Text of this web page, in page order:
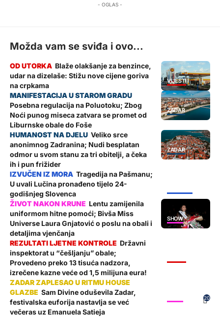
- OGLAS -
Možda vam se sviđa i ovo...
VIJESTI
Blaže olakšanje za benzince,
udar na dizelaše: Stižu nove cijene goriva
na crpkama
ZADAR
Posebna regulacija na Poluotoku; Zbog
Noći punog miseca zatvara se promet od
Liburnske obale do Foše
ZADAR
Veliko srce
anonimnog Zadranina; Nudi besplatan
odmor u svom stanu za tri obitelji, a čeka
ih i pun frižider
Tragedija na Pašmanu;
U uvali Lučina pronađeno tijelo 24-
godišnjeg Slovenca
SHOW
Lentu zamijenila
uniformom hitne pomoći; Bivša Miss
Universe Laura Gnjatović o poslu na obali i
detaljima vjenčanja
Državni
inspektorat u “češljanju” obale;
Provedeno preko 13 tisuća nadzora,
izrečene kazne veće od 1,5 milijuna eura!
20
Sam Divine oduševila Zadar,
festivalska euforija nastavlja se već
večeras uz Emanuela Satieja